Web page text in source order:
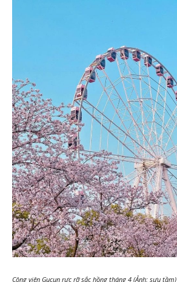
Công viên Gucun rực rỡ sắc hồng tháng 4 (Ảnh: sưu tầm)